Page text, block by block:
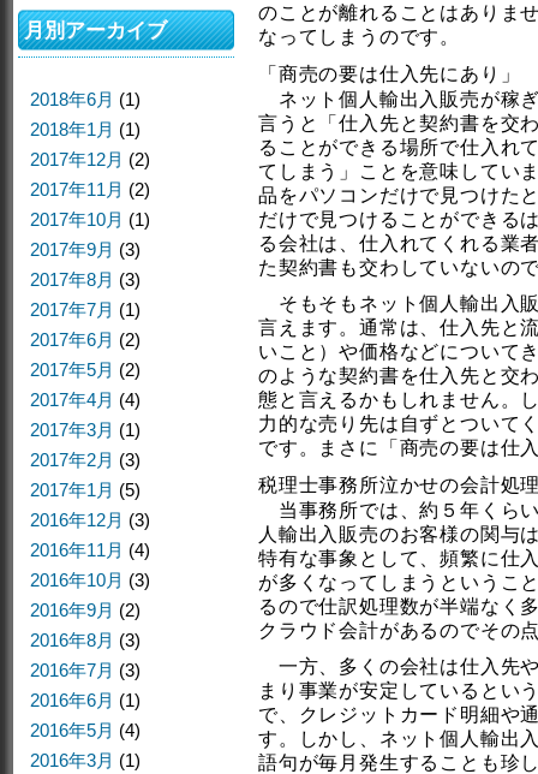
のことが離れることはありま
なってしまうのです。
「商売の要は仕入先にあり」
ネット個人輸出入販売が稼
言うと「仕入先と契約書を交
ることができる場所で仕入れ
てしまう」ことを意味してい
品をパソコンだけで見つけた
だけで見つけることができる
る会社は、仕入れてくれる業
た契約書も交わしていないの
そもそもネット個人輸出入
言えます。通常は、仕入先と
いこと）や価格などについて
のような契約書を仕入先と交
態と言えるかもしれません。
力的な売り先は自ずとついて
です。まさに「商売の要は仕
税理士事務所泣かせの会計処
当事務所では、約５年くら
人輸出入販売のお客様の関与
特有な事象として、頻繁に仕
が多くなってしまうというこ
るので仕訳処理数が半端なく
クラウド会計があるのでその
一方、多くの会社は仕入先
まり事業が安定しているとい
で、クレジットカード明細や
す。しかし、ネット個人輸出
語句が毎月発生することも珍
月別アーカイブ
2018年6月 (1)
2018年1月 (1)
2017年12月 (2)
2017年11月 (2)
2017年10月 (1)
2017年9月 (3)
2017年8月 (3)
2017年7月 (1)
2017年6月 (2)
2017年5月 (2)
2017年4月 (4)
2017年3月 (1)
2017年2月 (3)
2017年1月 (5)
2016年12月 (3)
2016年11月 (4)
2016年10月 (3)
2016年9月 (2)
2016年8月 (3)
2016年7月 (3)
2016年6月 (1)
2016年5月 (4)
2016年3月 (1)